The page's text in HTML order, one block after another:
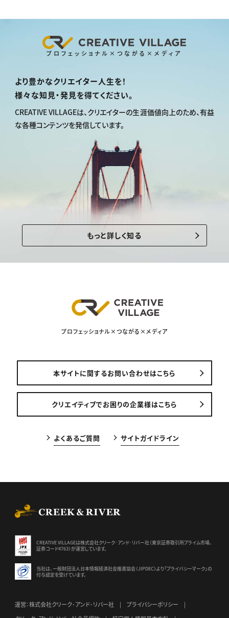
プロフェッショナル×つながる×メディア
より豊かなクリエイター人生を！
様々な知見・発見を得てください。
CREATIVE VILLAGEは、 クリエイターの生涯価値向上のため、有益
な各種コンテンツを発信しています。
もっと詳しく知る
プロフェッショナル×つながる×メディア
本サイトに関するお問い合わせはこちら
クリエイティブでお困りの企業様はこちら
よくあるご質問 サイトガイドライン
CREATIVE VILLAGEは株式会社クリーク･アンド･リバー社（東京証券取引所プライム市場、
証券コード4763）が運営しています。
当社は、一般財団法人日本情報経済社会推進協会（JIPDEC）より 「プライバシーマーク」の
付与認定を受けています。
運営：株式会社クリーク･アンド･リバー社
プライバシーポリシー